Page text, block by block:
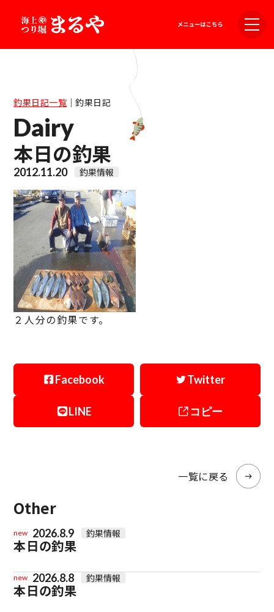
釣果日記一覧｜釣果日記
Dairy
本日の釣果
2012.11.20 釣果情報
２人分の釣果です。
Facebook Twitter
LINE コピー
一覧に戻る
Other
new 2026.8.9 釣果情報
本日の釣果
new 2026.8.8 釣果情報
本日の釣果